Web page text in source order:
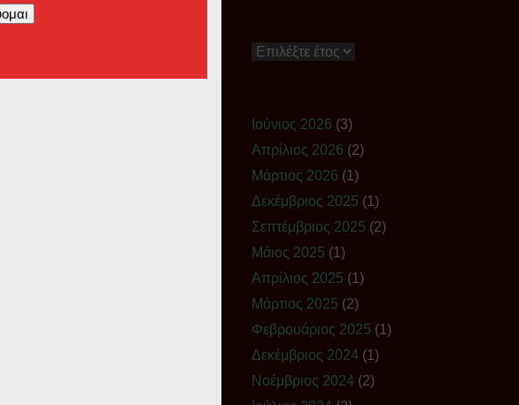
Ιστορικό
Ιούνιος 2026 (3)
Απρίλιος 2026 (2)
Μάρτιος 2026 (1)
Δεκέμβριος 2025 (1)
Σεπτέμβριος 2025 (2)
Μάιος 2025 (1)
Απρίλιος 2025 (1)
Μάρτιος 2025 (2)
Φεβρουάριος 2025 (1)
Δεκέμβριος 2024 (1)
Νοέμβριος 2024 (2)